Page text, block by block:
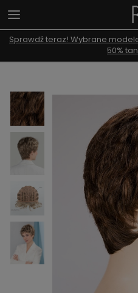
Sprawdź teraz! Wybrane
50%